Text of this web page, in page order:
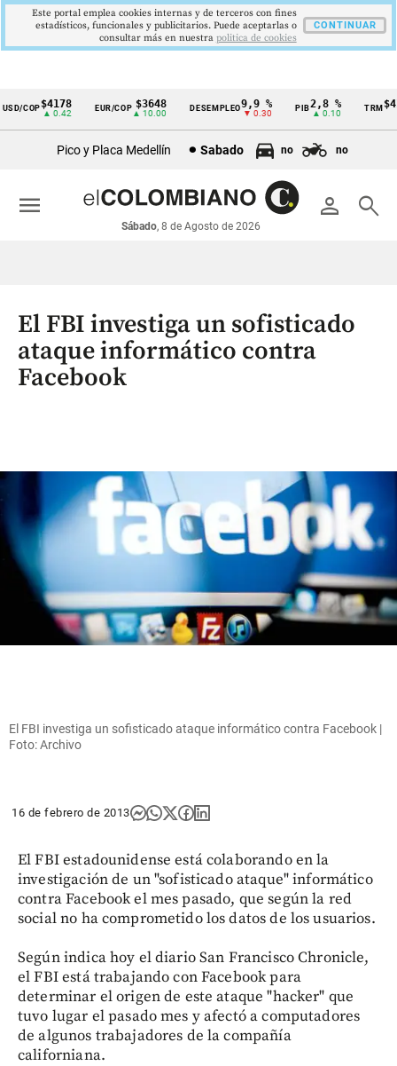
Cintillo
económicos
Colombia
COP$4178
▲ 0.42
EUR/COP $3648
▲ 10.00
DESEMPLEO 9,9 %
▼ 0.30
PIB2,8 %
▲ 0.10
TRM
Pico y Placa Medellín Sabado no no
person search
Sábado, 8 de Agosto de 2026
menu
El FBI investiga un sofisticado
ataque informático contra
Facebook
El FBI investiga un sofisticado ataque informático contra Facebook |
Foto: Archivo
16 de febrero de 2013
El FBI estadounidense está colaborando en la
investigación de un "sofisticado ataque" informático
contra Facebook el mes pasado, que según la red
social no ha comprometido los datos de los usuarios.
Según indica hoy el diario San Francisco Chronicle,
el FBI está trabajando con Facebook para
determinar el origen de este ataque "hacker" que
tuvo lugar el pasado mes y afectó a computadores
de algunos trabajadores de la compañía
californiana.
Este portal emplea cookies internas y de terceros con fines
estadísticos, funcionales y publicitarios. Puede aceptarlas o
consultar más en nuestra politica de cookies
CONTINUAR